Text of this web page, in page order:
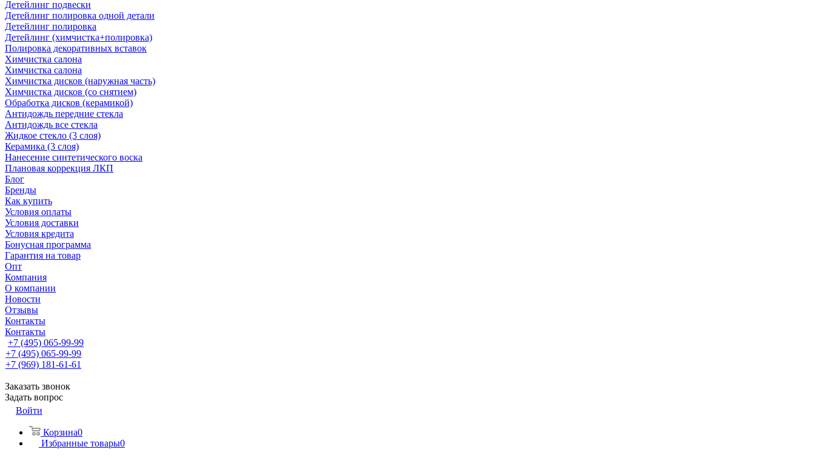
Детейлинг подвески
Детейлинг полировка одной детали
Детейлинг полировка
Детейлинг (химчистка+полировка)
Полировка декоративных вставок
Химчистка салона
Химчистка салона
Химчистка дисков (наружная часть)
Химчистка дисков (со снятием)
Обработка дисков (керамикой)
Антидождь передние стекла
Антидождь все стекла
Жидкое стекло (3 слоя)
Керамика (3 слоя)
Нанесение синтетического воска
Плановая коррекция ЛКП
Блог
Бренды
Как купить
Условия оплаты
Условия доставки
Условия кредита
Бонусная программа
Гарантия на товар
Опт
Компания
О компании
Новости
Отзывы
Контакты
Контакты
+7 (495) 065-99-99
+7 (495) 065-99-99
+7 (969) 181-61-61
Заказать звонок
Задать вопрос
Войти
Корзина0
Избранные товары0